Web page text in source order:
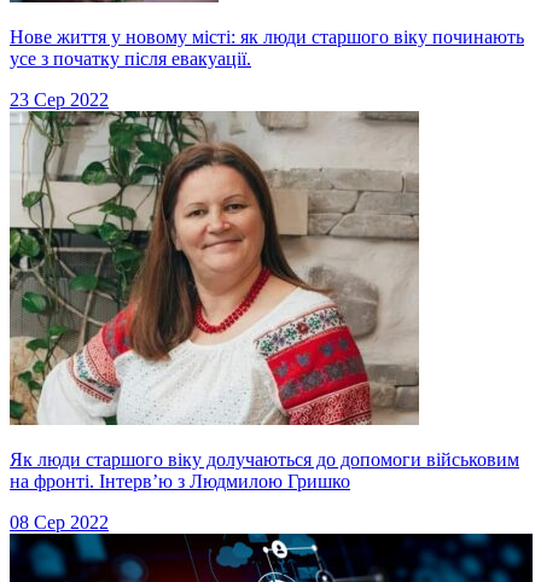
Нове життя у новому місті: як люди старшого віку починають
усе з початку після евакуації.
23 Сер 2022
Як люди старшого віку долучаються до допомоги військовим
на фронті. Інтервʼю з Людмилою Гришко
08 Сер 2022